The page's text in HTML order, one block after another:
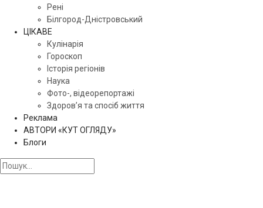
Рені
Білгород-Дністровський
ЦІКАВЕ
Кулінарія
Гороскоп
Історія регіонів
Наука
Фото-, відеорепортажі
Здоров’я та спосіб життя
Реклама
АВТОРИ «КУТ ОГЛЯДУ»
Блоги